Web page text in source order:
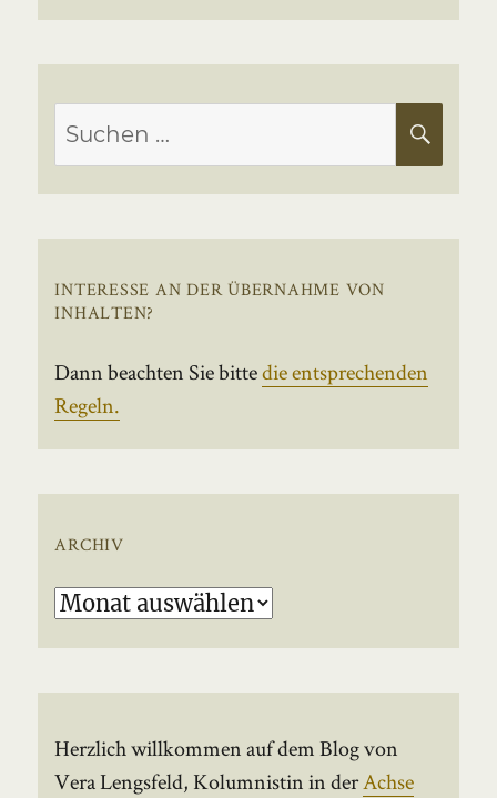
Suchen
nach:
INTERESSE AN DER ÜBERNAHME VON
INHALTEN?
Dann beachten Sie bittedie entsprechenden
Regeln.
ARCHIV
Archiv
Herzlich willkommen auf dem Blog von
Vera Lengsfeld, Kolumnistin in derAchse